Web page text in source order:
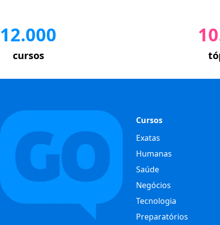
12.000
cursos
Cursos
Exatas
Humanas
Saúde
Negócios
Tecnologia
Preparatórios